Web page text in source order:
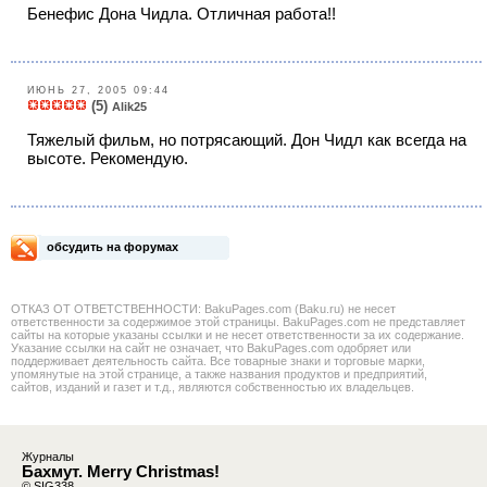
Бенефис Дона Чидла. Отличная работа!!
ИЮНЬ 27, 2005 09:44
(5) Alik25
Тяжелый фильм, но потрясающий. Дон Чидл как всегда на
высоте. Рекомендую.
обсудить на форумах
ОТКАЗ ОТ ОТВЕТСТВЕННОСТИ: BakuPages.com (Baku.ru) не несет
ответственности за содержимое этой страницы. BakuPages.com не представляет
сайты на которые указаны ссылки и не несет ответственности за их содержание.
Указание ссылки на сайт не означает, что BakuPages.com одобряет или
поддерживает деятельность сайта. Все товарные знаки и торговые марки,
упомянутые на этой странице, а также названия продуктов и предприятий,
сайтов, изданий и газет и т.д., являются собственностью их владельцев.
Журналы
Бахмут. Merry Christmas!